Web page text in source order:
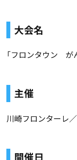
大会名
「フロンタウン が
主催
川崎フロンターレ
開催日